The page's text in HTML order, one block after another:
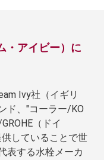
・アイビー）に
Ivy社（イギリ
ド、"コーラー/KO
（ドイ
していることで世
表する水栓メーカ